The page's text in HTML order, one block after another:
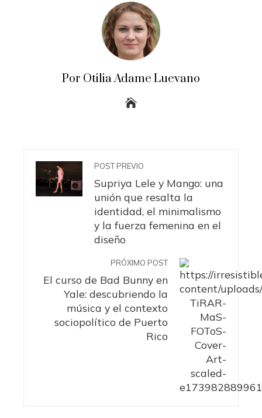
Por Otilia Adame Luevano
POST PREVIO
Supriya Lele y Mango: una
unión que resalta la
identidad, el minimalismo
y la fuerza femenina en el
diseño
PRÓXIMO POST
El curso de Bad Bunny en
Yale: descubriendo la
música y el contexto
sociopolítico de Puerto
Rico